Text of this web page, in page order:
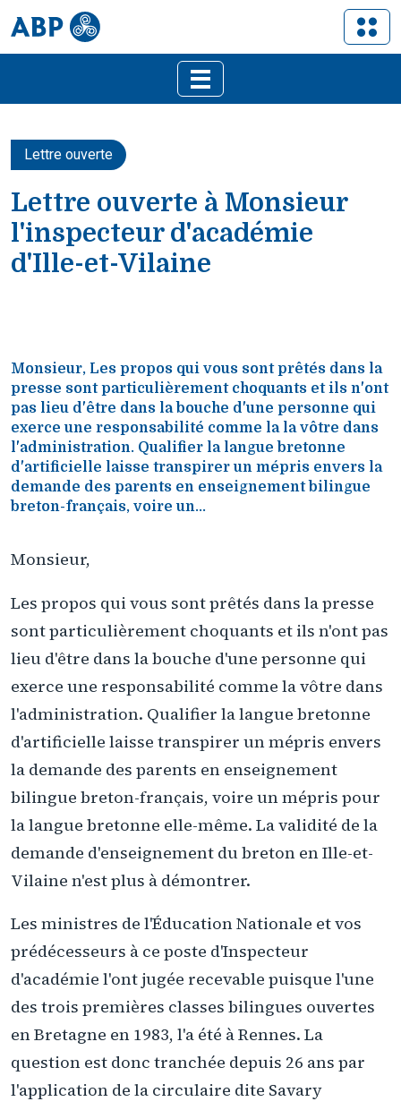
Lettre ouverte
Lettre ouverte à Monsieur
l'inspecteur d'académie
d'Ille-et-Vilaine
Monsieur, Les propos qui vous sont prêtés dans la
presse sont particulièrement choquants et ils n'ont
pas lieu d'être dans la bouche d'une personne qui
exerce une responsabilité comme la la vôtre dans
l'administration. Qualifier la langue bretonne
d'artificielle laisse transpirer un mépris envers la
demande des parents en enseignement bilingue
breton-français, voire un...
Monsieur,
Les propos qui vous sont prêtés dans la presse
sont particulièrement choquants et ils n'ont pas
lieu d'être dans la bouche d'une personne qui
exerce une responsabilité comme la vôtre dans
l'administration. Qualifier la langue bretonne
d'artificielle laisse transpirer un mépris envers
la demande des parents en enseignement
bilingue breton-français, voire un mépris pour
la langue bretonne elle-même. La validité de la
demande d'enseignement du breton en Ille-et-
Vilaine n'est plus à démontrer.
Les ministres de l'Éducation Nationale et vos
prédécesseurs à ce poste d'Inspecteur
d'académie l'ont jugée recevable puisque l'une
des trois premières classes bilingues ouvertes
en Bretagne en 1983, l'a été à Rennes. La
question est donc tranchée depuis 26 ans par
l'application de la circulaire dite Savary